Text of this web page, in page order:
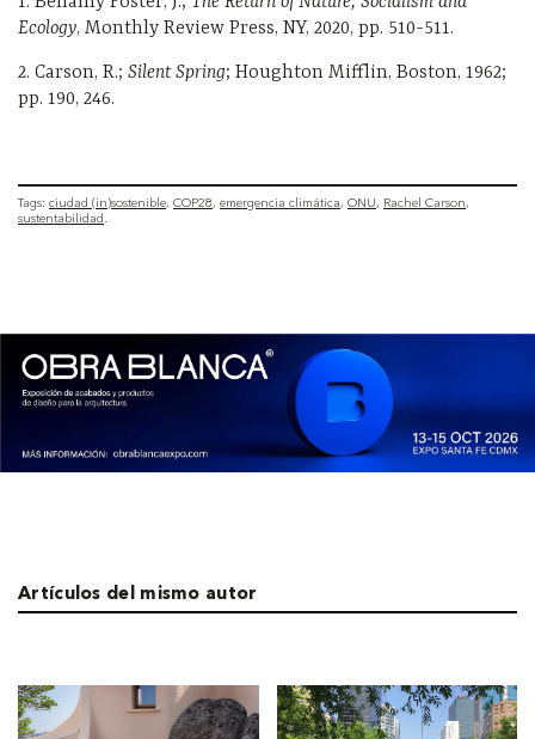
Ecology, Monthly Review Press, NY, 2020, pp. 510-511.
2. Carson, R.; Silent Spring; Houghton Mifflin, Boston, 1962;
pp. 190, 246.
Tags: ciudad (in)sostenible COP28 emergencia climática ONU
Rachel Carson
sustentabilidad
Artículos del mismo autor